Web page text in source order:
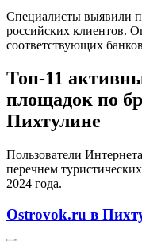
Специалисты выявили
российских клиентов.
соответствующих
Топ-11
площадок по
Пихтулине
Пользователи
перечнем
2024 года.
Ostrovok.ru в